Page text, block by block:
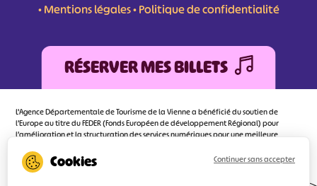
•Mentions légales•Politique de confidentialité
RÉSERVER MES BILLETS
L'Agence Départementale de Tourisme de la Vienne a bénéficié du soutien de
l’Europe au titre du FEDER (Fonds Européen de développement Régional) pour
l’amélioration et la structuration des services numériques pour une meilleure
d’orienter au mieux le visiteur.
Continuer sans accepter